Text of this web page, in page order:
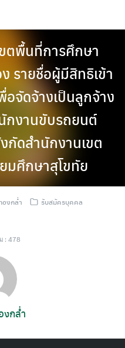
ตพื้นที่การศึกษา
รายชื่อผู้มีสิทธิเข้า
จัดจ้างเป็นลูกจ้าง
กงานขับรถยนต์
กัดสำนักงานเขต
มศึกษาสุโขทัย
องกล่ำ รับสมัครบุคคล
: 478
งกล่ำ